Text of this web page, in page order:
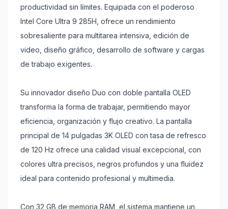
productividad sin límites. Equipada con el poderoso
Intel Core Ultra 9 285H, ofrece un rendimiento
sobresaliente para multitarea intensiva, edición de
video, diseño gráfico, desarrollo de software y cargas
de trabajo exigentes.
Su innovador diseño Duo con doble pantalla OLED
transforma la forma de trabajar, permitiendo mayor
eficiencia, organización y flujo creativo. La pantalla
principal de 14 pulgadas 3K OLED con tasa de refresco
de 120 Hz ofrece una calidad visual excepcional, con
colores ultra precisos, negros profundos y una fluidez
ideal para contenido profesional y multimedia.
Con 32 GB de memoria RAM, el sistema mantiene un